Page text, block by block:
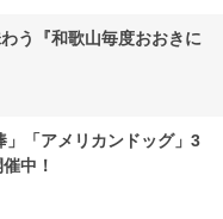
う『和歌山毎度おおきに
」「アメリカンドッグ」3
中！